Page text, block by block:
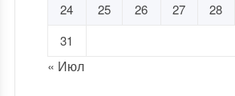
24
25 26 27 28
31
« Июл